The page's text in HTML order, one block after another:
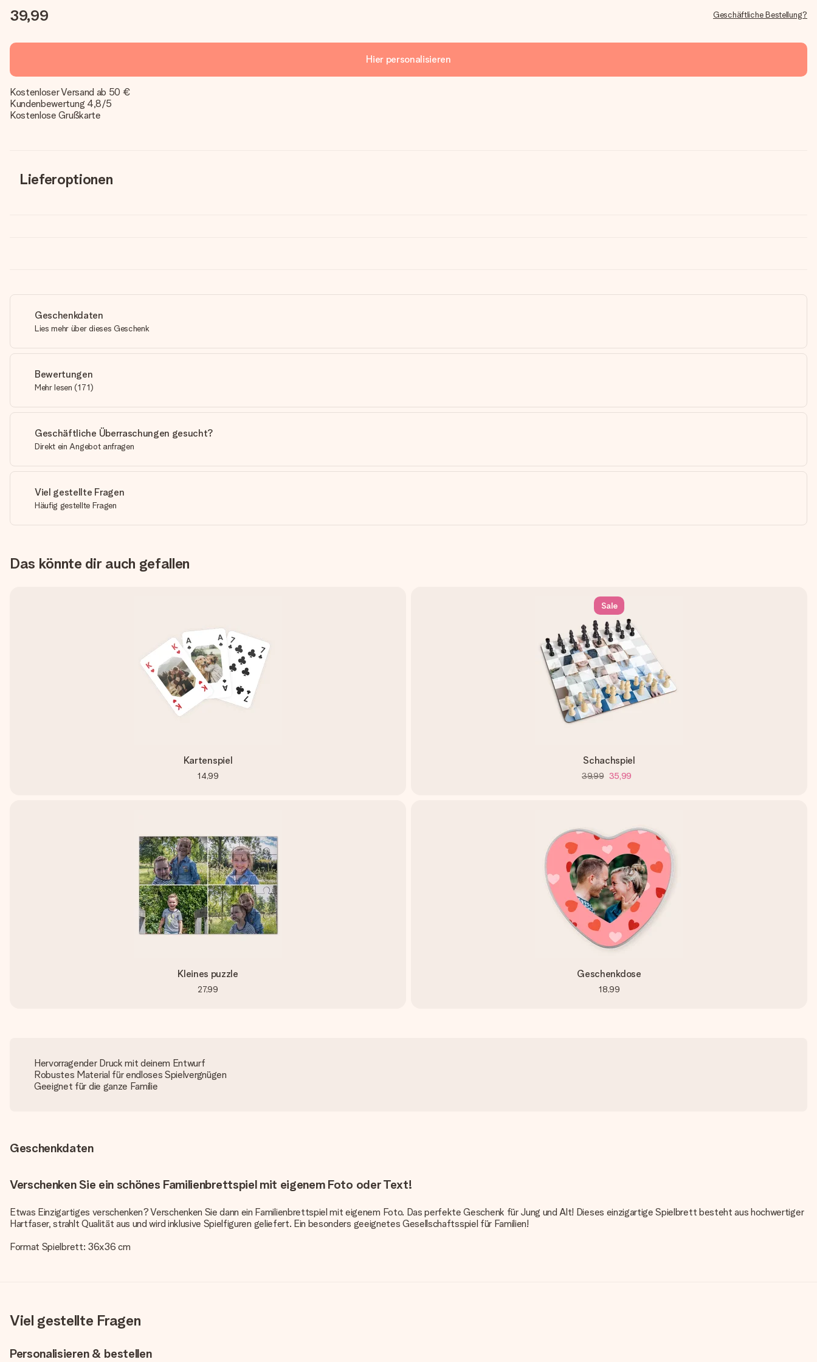
39,99 Geschäftliche Bestellung?
Hier personalisieren
Kostenloser Versand ab 50 €
Kundenbewertung 4,8/5
Kostenlose Grußkarte
Lieferoptionen
Geschenkdaten
Lies mehr über dieses Geschenk
Bewertungen
Mehr lesen (171)
Geschäftliche Überraschungen gesucht?
Direkt ein Angebot anfragen
Viel gestellte Fragen
Häufig gestellte Fragen
Das könnte dir auch gefallen
Kartenspiel
14,99
Sale
Schachspiel
39,99 35,99
Kleines puzzle
27,99
Geschenkdose
18,99
Hervorragender Druck mit deinem Entwurf
Robustes Material für endloses Spielvergnügen
Geeignet für die ganze Familie
Geschenkdaten
Verschenken Sie ein schönes Familienbrettspiel mit eigenem Foto oder Text!
Etwas Einzigartiges verschenken? Verschenken Sie dann ein Familienbrettspiel mit eigenem Foto. Das perfekte Geschenk für Jung und Alt! Dieses einzigartige Spielbrett besteht aus hochwertiger
Hartfaser, strahlt Qualität aus und wird inklusive Spielfiguren geliefert. Ein besonders geeignetes Gesellschaftsspiel für Familien!
Format Spielbrett: 36x36 cm
Viel gestellte Fragen
Personalisieren & bestellen